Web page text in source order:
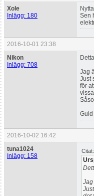
Xole
Inlägg: 180
Sen
2016-10-01 23:38
Nikon
Inlägg: 708
Jag
Just
för
2016-10-02 16:42
tuna1024
Inlägg: 158
Citat: